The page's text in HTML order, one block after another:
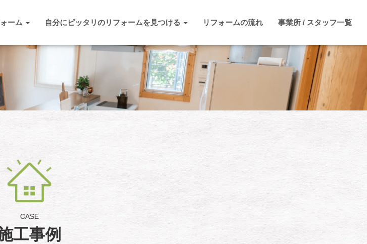
ーム 自分にピッタリのリフォームを見つける リフォームの流れ 事業所 / スタッフ一覧
工事例
CASE